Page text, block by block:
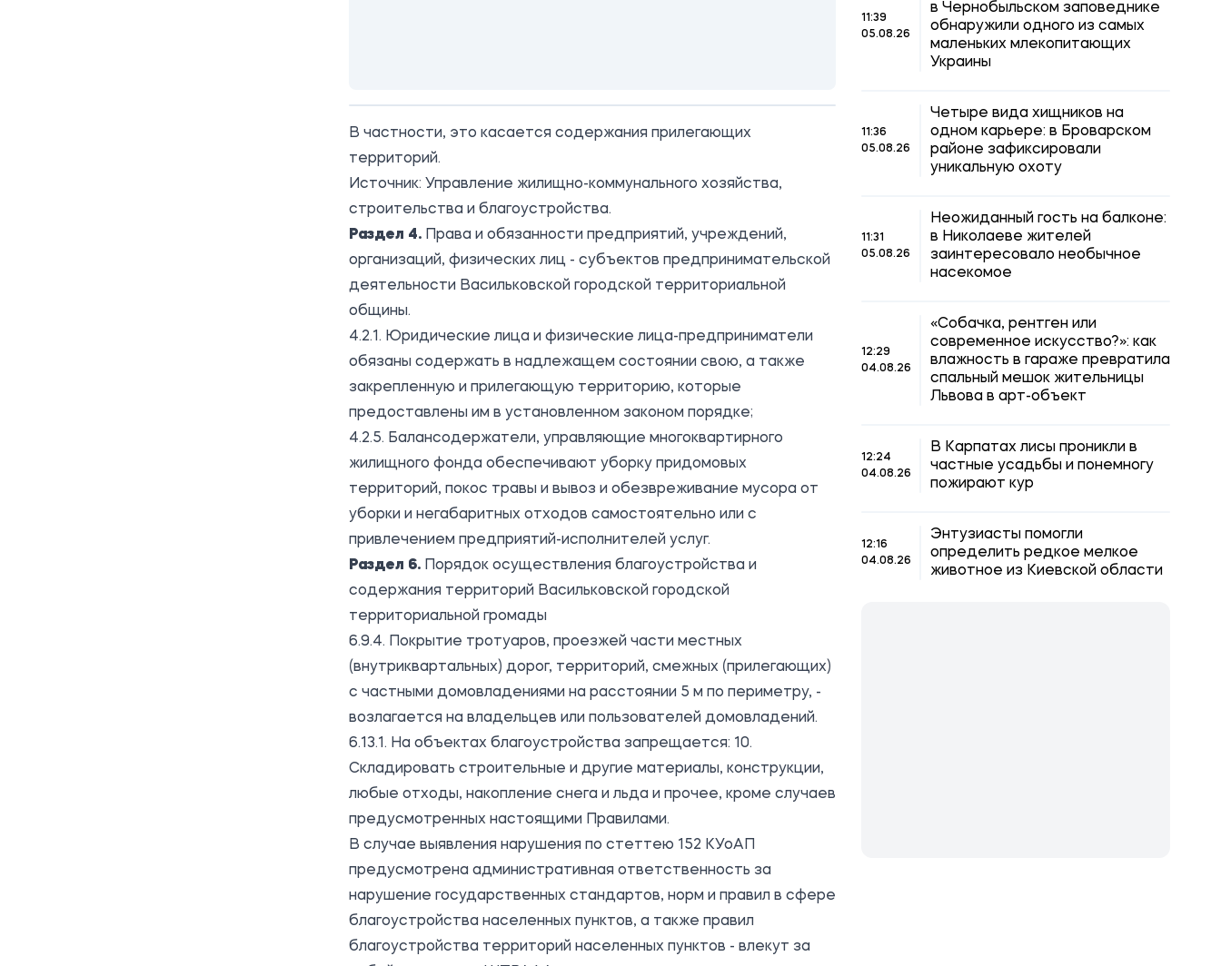
В частности, это касается содержания прилегающих
территорий.
Источник: Управление жилищно-коммунального хозяйства,
строительства и благоустройства.
Раздел 4. Права и обязанности предприятий, учреждений,
организаций, физических лиц - субъектов предпринимательской
деятельности Васильковской городской территориальной
общины.
4.2.1. Юридические лица и физические лица-предприниматели
обязаны содержать в надлежащем состоянии свою, а также
закрепленную и прилегающую территорию, которые
предоставлены им в установленном законом порядке;
4.2.5. Балансодержатели, управляющие многоквартирного
жилищного фонда обеспечивают уборку придомовых
территорий, покос травы и вывоз и обезвреживание мусора от
уборки и негабаритных отходов самостоятельно или с
привлечением предприятий-исполнителей услуг.
Раздел 6. Порядок осуществления благоустройства и
содержания территорий Васильковской городской
территориальной громады
6.9.4. Покрытие тротуаров, проезжей части местных
(внутриквартальных) дорог, территорий, смежных (прилегающих)
с частными домовладениями на расстоянии 5 м по периметру, -
возлагается на владельцев или пользователей домовладений.
6.13.1. На объектах благоустройства запрещается: 10.
Складировать строительные и другие материалы, конструкции,
любые отходы, накопление снега и льда и прочее, кроме случаев
предусмотренных настоящими Правилами.
В случае выявления нарушения по стеттею 152 КУоАП
предусмотрена административная ответственность за
нарушение государственных стандартов, норм и правил в сфере
благоустройства населенных пунктов, а также правил
благоустройства территорий населенных пунктов - влекут за
11:39
05.08.26
в Чернобыльском заповеднике
обнаружили одного из самых
маленьких млекопитающих
Украины
11:36
05.08.26
Четыре вида хищников на
одном карьере: в Броварском
районе зафиксировали
уникальную охоту
11:31
05.08.26
Неожиданный гость на балконе:
в Николаеве жителей
заинтересовало необычное
насекомое
12:29
04.08.26
«Собачка, рентген или
современное искусство?»: как
влажность в гараже превратила
спальный мешок жительницы
Львова в арт-объект
12:24
04.08.26
В Карпатах лисы проникли в
частные усадьбы и понемногу
пожирают кур
12:16
04.08.26
Энтузиасты помогли
определить редкое мелкое
животное из Киевской области